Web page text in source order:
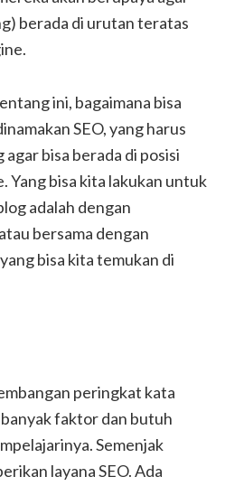
berada di urutan teratas
ini, bagaimana bisa
SEO, yang harus
bisa berada di posisi
Yang bisa kita lakukan untuk
adalah dengan
bersama dengan
bisa kita temukan di
peringkat kata
faktor dan butuh
Semenjak
layana SEO. Ada